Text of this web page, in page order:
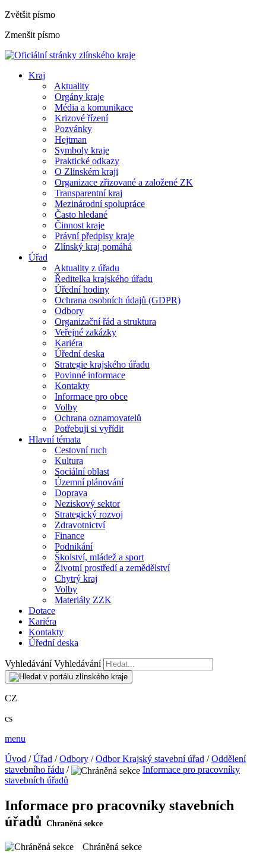
Zvětšit písmo
Zmenšit písmo
Kraj
Aktuality
Orgány kraje
Média a komunikace
Krizové řízení
Pozvánky
Hejtman
Symboly kraje
Praktické odkazy
O Zlínském kraji
Organizace zřizované a založené ZK
Transparentní kraj
Mezinárodní spolupráce
Často hledané
Činnost kraje
Právní předpisy kraje
Zlínský kraj pomáhá
Úřad
Aktuality z úřadu
Ředitelka krajského úřadu
Úřední hodiny
Ochrana osobních údajů (GDPR)
Odbory
Organizační řád a struktura
Veřejné zakázky
Kariéra
Úřední deska
Strategie krajského úřadu
Povinné informace
Kontakty
Informace pro obce
Volby
Ochrana oznamovatelů
Potřebuji si vyřídit
Hlavní témata
Cestovní ruch
Kultura
Sociální oblast
Územní plánování
Doprava
Neziskový sektor
Strategický rozvoj
Zdravotnictví
Finance
Podnikání
Školství, mládež a sport
Životní prostředí a zemědělství
Chytrý kraj
Volby
Materiály ZZK
Dotace
Kariéra
Kontakty
Úřední deska
Vyhledávání Vyhledávání
CZ
cs
menu
Úvod /Úřad /Odbory /Odbor Krajský stavební úřad /Oddělení
stavebního řádu /
Informace pro pracovníky
stavebních úřadů
Informace pro pracovníky stavebních
úřadů
Chráněná sekce